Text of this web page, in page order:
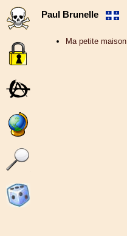
Paul Brunelle
Ma petite maison